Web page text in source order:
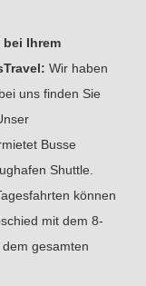
Ihrem
Wir haben
uns finden Sie
Busse
Shuttle.
können
mit dem 8-
gesamten